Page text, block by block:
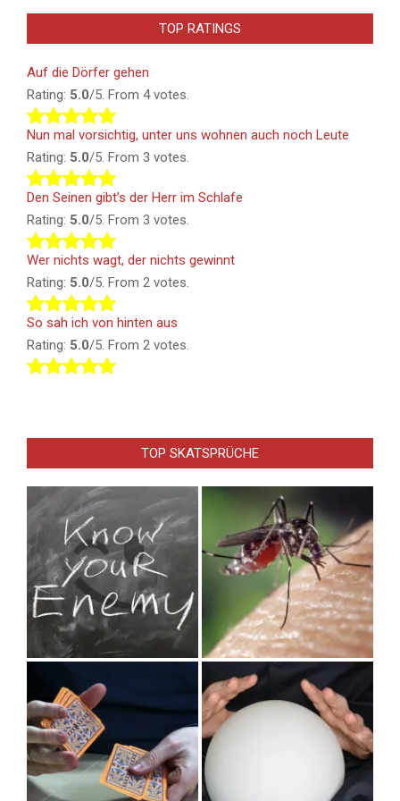
TOP RATINGS
Auf die Dörfer gehen
Rating: 5.0/5. From 4 votes.
Nun mal vorsichtig, unter uns wohnen auch noch Leute
Rating: 5.0/5. From 3 votes.
Den Seinen gibt’s der Herr im Schlafe
Rating: 5.0/5. From 3 votes.
Wer nichts wagt, der nichts gewinnt
Rating: 5.0/5. From 2 votes.
So sah ich von hinten aus
Rating: 5.0/5. From 2 votes.
TOP SKATSPRÜCHE